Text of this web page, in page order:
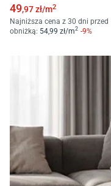
49,97zł/m2
Najniższa cena z 30 dni przed
obniżką: 54,99 zł/m2 -9%